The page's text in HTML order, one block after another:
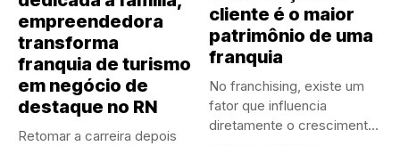
empreendedora
transforma
franquia de turismo
em negócio de
destaque no RN
Retomar a carreira depois
cliente é o maior
patrimônio de uma
franquia
No franchising, existe um
fator que influencia
diretamente o crescimento